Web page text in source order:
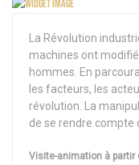
La Révolution
machines ont
hommes. En
les facteurs, les
révolution. La
de se rendre compte
Visite-animation à partir